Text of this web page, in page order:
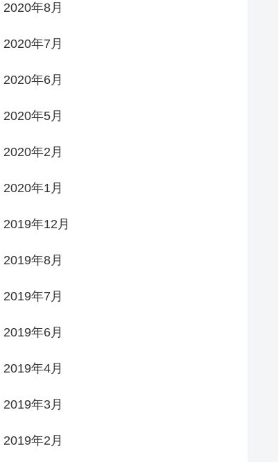
2020年8月
2020年7月
2020年6月
2020年5月
2020年2月
2020年1月
2019年12月
2019年8月
2019年7月
2019年6月
2019年4月
2019年3月
2019年2月